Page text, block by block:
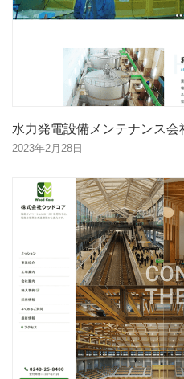
水力発電設備メンテナンス
2023年2月28日